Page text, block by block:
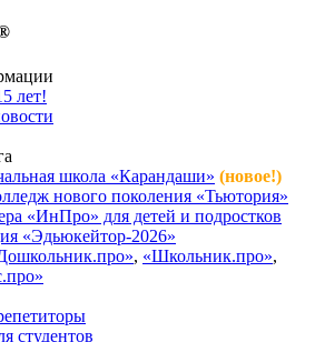
лет!
школа «Карандаши» (новое!)
нового поколения «Тьютория»
«ИнПро» для детей и подростков
«Эдьюкейтор-2026»
, «Школьник.про»,
студентов